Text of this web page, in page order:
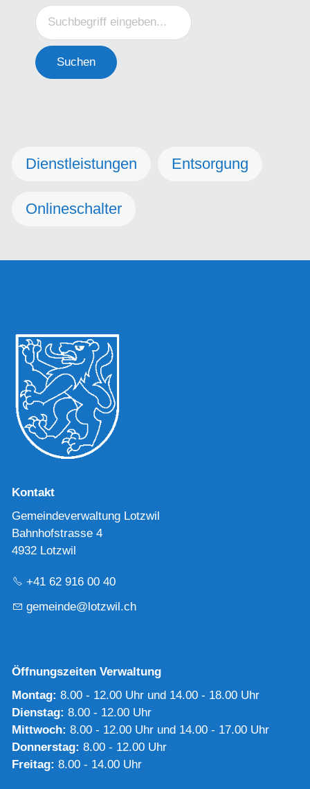
Suchen
Dienstleistungen Entsorgung
Onlineschalter
Kontakt
Gemeindeverwaltung Lotzwil
Bahnhofstrasse 4
4932 Lotzwil
+41 62 916 00 40
g m nd l tzw l ch
Öffnungszeiten Verwaltung
Montag: 8.00 - 12.00 Uhr und 14.00 - 18.00 Uhr
Dienstag: 8.00 - 12.00 Uhr
Mittwoch: 8.00 - 12.00 Uhr und 14.00 - 17.00 Uhr
Donnerstag: 8.00 - 12.00 Uhr
Freitag: 8.00 - 14.00 Uhr